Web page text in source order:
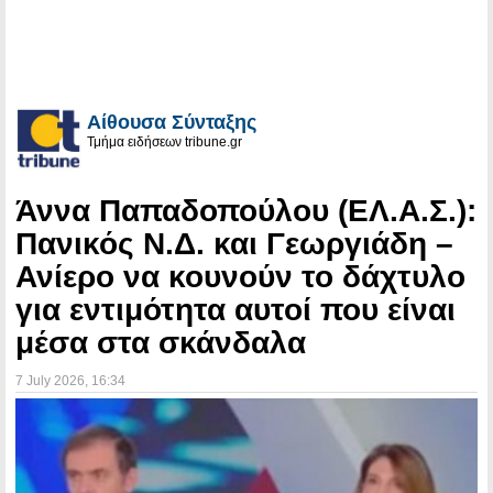
Αίθουσα Σύνταξης
Τμήμα ειδήσεων tribune.gr
Άννα Παπαδοπούλου (ΕΛ.Α.Σ.):
Πανικός Ν.Δ. και Γεωργιάδη –
Ανίερο να κουνούν το δάχτυλο
για εντιμότητα αυτοί που είναι
μέσα στα σκάνδαλα
7 July 2026 , 16:34